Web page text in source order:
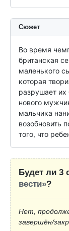
Сюжет
Во время
британская
маленького
которая
разрушает их
нового
мальчика
возобновить
того, что
Будет ли 3
вести»?
Нет,
завершён/